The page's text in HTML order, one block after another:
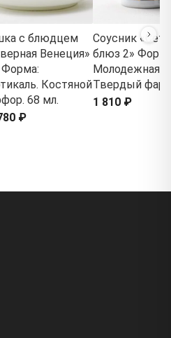
с блюдцем
Венеция»
Костяной
68 мл.
₽
Соусник
блюз 2»
Молодежная.
Твердый
1 810 ₽